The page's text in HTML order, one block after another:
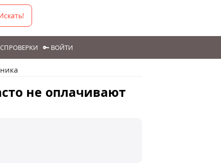
🔑 ВОЙТИ
не оплачивают